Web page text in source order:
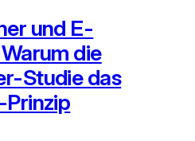
und E-
die
Studie das
Prinzip